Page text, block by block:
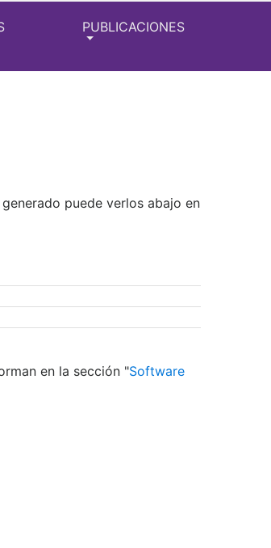
PUBLICACIONES
puede verlos abajo en
en la sección "Software